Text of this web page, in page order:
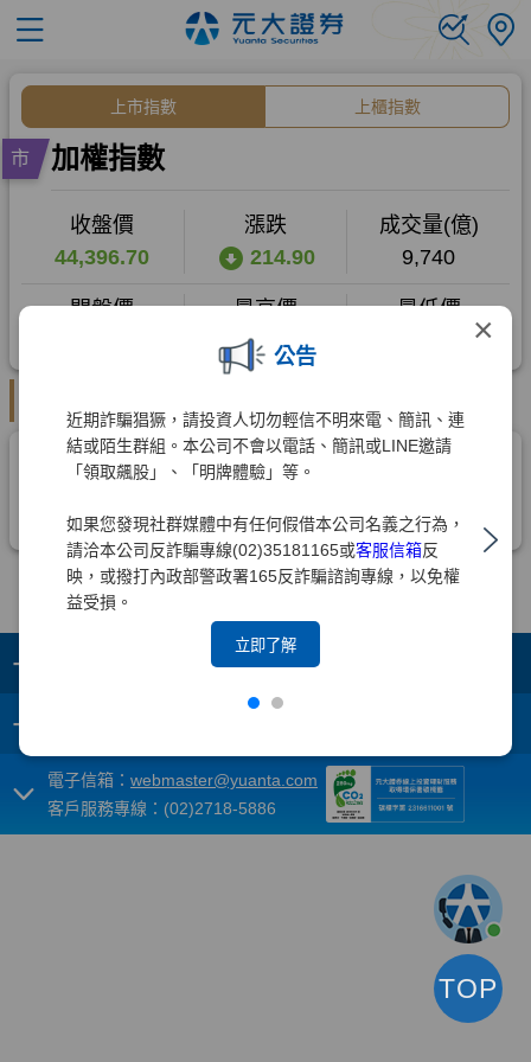
×
公告
近期詐騙猖獗，請投資人切勿輕信不明來電、簡訊、連
結或陌生群組。本公司不會以電話、簡訊或LINE邀請
「領取飆股」、「明牌體驗」等。
如果您發現社群媒體中有任何假借本公司名義之行為，
請洽本公司反詐騙專線(02)35181165或客服信箱反
映，或撥打內政部警政署165反詐騙諮詢專線，以免權
益受損。
立即了解
+
+
電子信箱： webmaster@yuanta.com
客戶服務專線：(02)2718-5886
TOP